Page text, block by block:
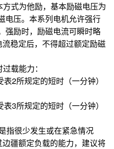
式为他励，基本励磁电压为
电压。本系列电机允许强行
强励时，励磁电流可瞬时略
稳定后，不得超过额定励磁
载能力：
2所规定的短时（一分钟）
3所规定的短时（一分钟）
很少发生或在紧急情况
疆额定负载的能力，建议将